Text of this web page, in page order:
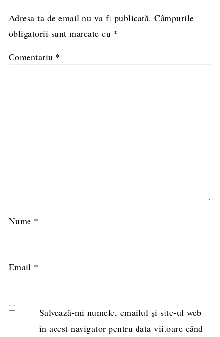
Adresa ta de email nu va fi publicată. Câmpurile
obligatorii sunt marcate cu *
Comentariu *
Nume *
Email *
Salvează-mi numele, emailul și site-ul web
în acest navigator pentru data viitoare când